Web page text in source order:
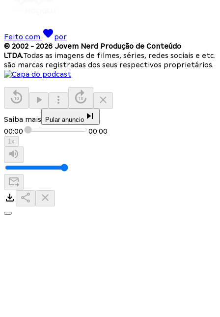
Feito com
por
© 2002 - 2026 Jovem Nerd Produção de Conteúdo
LTDA.Todas as imagens de filmes, séries, redes sociais e etc.
são marcas registradas dos seus respectivos proprietários.
Saiba mais Pular anuncio
00:00 00:00
1x